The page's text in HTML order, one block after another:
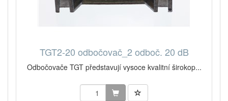
TGT2-20 odbočovač_2 odboč. 20 dB
Odbočovače TGT představují vysoce kvalitní širokop...